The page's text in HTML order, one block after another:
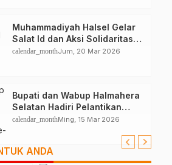
Muhammadiyah Halsel Gelar
Salat Id dan Aksi Solidaritas
Palestina
calendar_monthJum, 20 Mar 2026
Bupati dan Wabup Halmahera
Selatan Hadiri Pelantikan
Mabiran Pramuka se-Kwarcab
calendar_monthMing, 15 Mar 2026
ANDA